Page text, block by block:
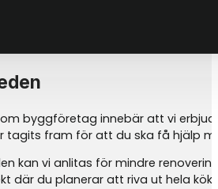
byggföretag innebär att vi
tagits fram för att du ska få hjälp
kan vi anlitas för mindre
där du planerar att riva ut hela